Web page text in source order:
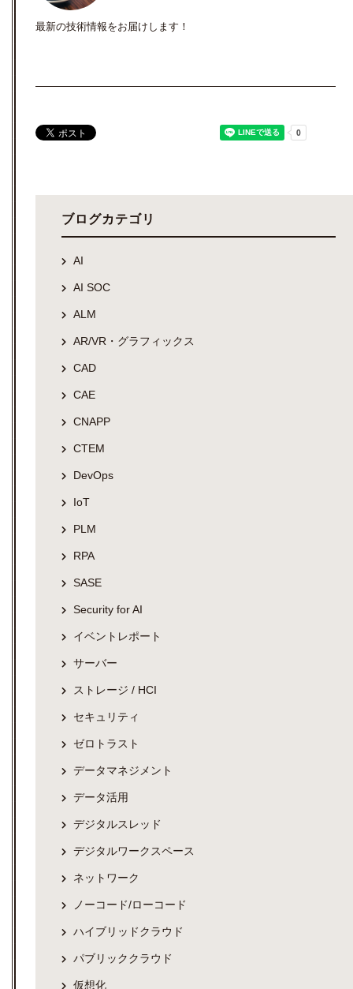
最新の技術情報をお届けします！
ブログカテゴリ
AI
AI SOC
ALM
AR/VR・グラフィックス
CAD
CAE
CNAPP
CTEM
DevOps
IoT
PLM
RPA
SASE
Security for AI
イベントレポート
サーバー
ストレージ / HCI
セキュリティ
ゼロトラスト
データマネジメント
データ活用
デジタルスレッド
デジタルワークスペース
ネットワーク
ノーコード/ローコード
ハイブリッドクラウド
パブリッククラウド
仮想化